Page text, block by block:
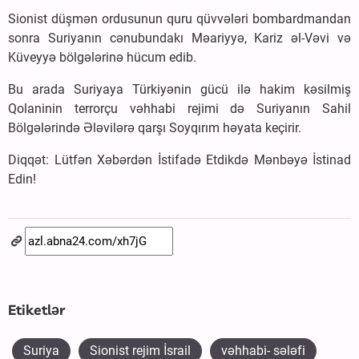
Sionist düşmən ordusunun quru qüvvələri bombardmandan
sonra Suriyanın cənubundakı Məariyyə, Kariz əl-Vəvi və
Küveyyə bölgələrinə hücum edib.
Bu arada Suriyaya Türkiyənin gücü ilə hakim kəsilmiş
Qolaninin terrorçu vəhhabi rejimi də Suriyanın Sahil
Bölgələrində Ələvilərə qarşı Soyqırım həyata keçirir.
Diqqət: Lütfən Xəbərdən İstifadə Etdikdə Mənbəyə İstinad
Edin!
Etiketlər
Suriya Sionist rejim İsrail vəhhabi- sələfi